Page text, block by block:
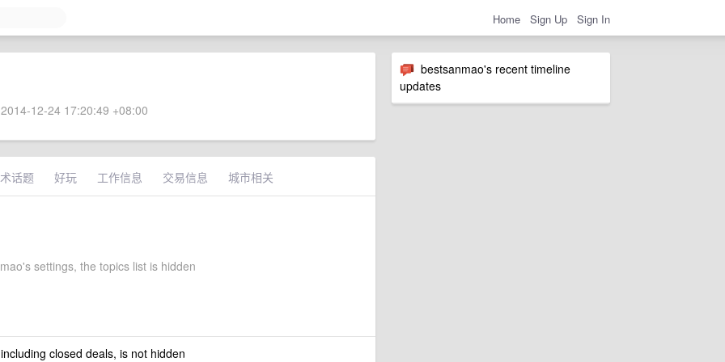
Home Sign Up Sign In
bestsanmao's recent timeline
updates
12-24 17:20:49 +08:00
话题 好玩 工作信息 交易信息 城市相关
settings, the topics list is hidden
closed deals, is not hidden